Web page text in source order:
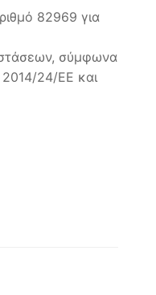
82969 για
σύμφωνα
2014/24/ΕΕ και